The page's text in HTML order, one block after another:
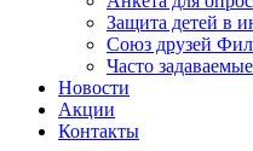
Защита детей в
Союз друзей
Часто
Новости
Акции
Контакты